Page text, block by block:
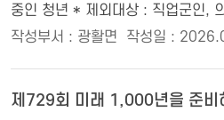
중인 청년 * 제외대상 : 직업군인,
작성부서 : 광활면
작성일 :
제729회 미래 1,000년을 준비